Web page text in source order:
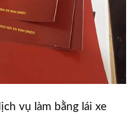
vụ làm bằng lái xe